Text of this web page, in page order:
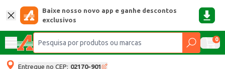
Baixe nosso novo app e ganhe descontos
exclusivos
0
Entregue no CEP: 02170-901